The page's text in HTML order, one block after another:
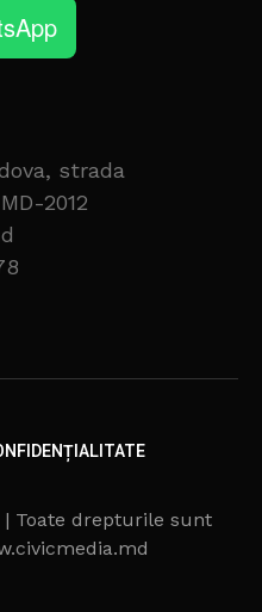
strada
2012
Toate drepturile sunt